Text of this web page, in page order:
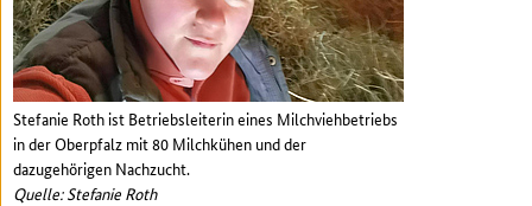
Stefanie Roth ist Betriebsleiterin eines Milchviehbetriebs
in der Oberpfalz mit 80 Milchkühen und der
dazugehörigen Nachzucht.
Quelle: Stefanie Roth